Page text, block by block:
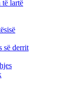
të lartë
së derrit